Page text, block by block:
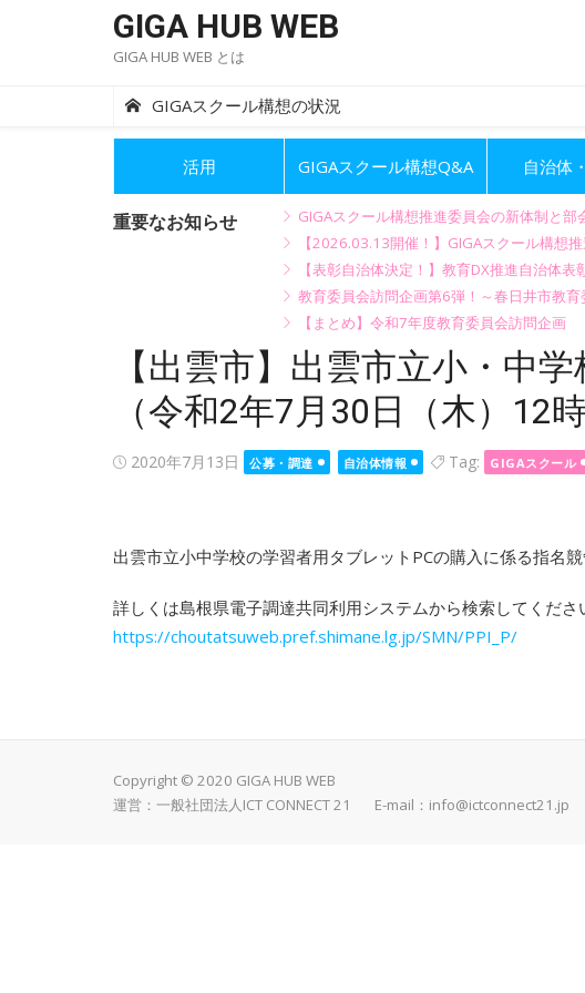
GIGA HUB WEB
GIGA HUB WEB とは
GIGAスクール構想の状況
活用 GIGAスクール構想Q&A 自治体
重要なお知らせ
GIGAスクール構想推進委員会の新体制と部
【2026.03.13開催！】GIGAスクール構想
【表彰自治体決定！】教育DX推進自治体表
教育委員会訪問企画第6弾！～春日井市教
【まとめ】令和7年度教育委員会訪問企画
【出雲市】出雲市立小・中
（令和2年7月30日（木）12
Posted
2020年7月13日 公募・調達 自治体情報 Tag: GIGAスクール
出雲市立小中学校の学習者用タブレットPCの購入に係る指名競
詳しくは島根県電子調達共同利用システムから検索してくださ
https://choutatsuweb.pref.shimane.lg.jp/SMN/PPI_P/
Copyright © 2020 GIGA HUB WEB
運営：一般社団法人ICT CONNECT 21 E-mail： info@ictconnect21.jp